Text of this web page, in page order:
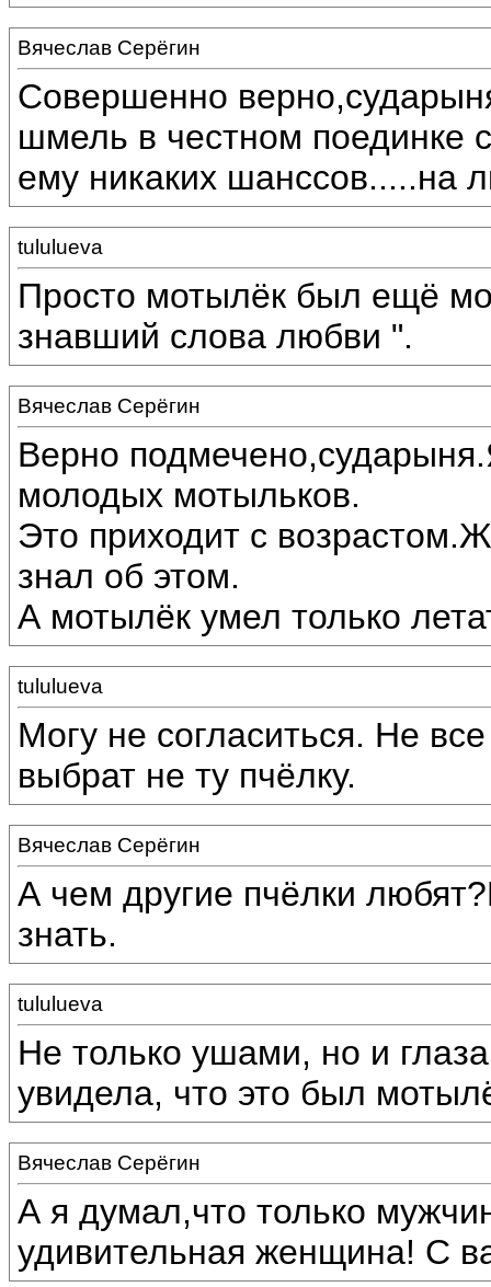
Вячеслав Серёгин
Совершенно
шмель в честном поединке
ему никаких шанссов.....на
tululueva
Просто мотылёк был ещё
знавший слова любви ".
Вячеслав Серёгин
Верно
молодых мотыльков.
Это приходит с
знал об этом.
А мотылёк умел только
tululueva
Могу не согласиться. Не
выбрат не ту пчёлку.
Вячеслав Серёгин
А чем другие пчёлки
знать.
tululueva
Не только ушами, но и
увидела, что это был
Вячеслав Серёгин
А я думал,что только
удивительная женщина! С